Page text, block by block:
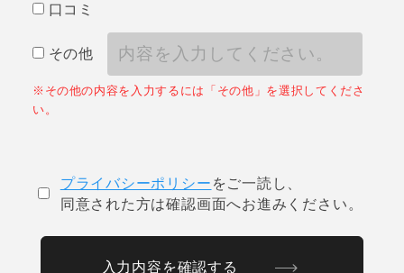
口コミ
その他
※その他の内容を入力するには「その他」を選択してくださ
い。
プライバシーポリシー をご一読し、
同意された方は確認画面へお進みください。
入力内容を確認する